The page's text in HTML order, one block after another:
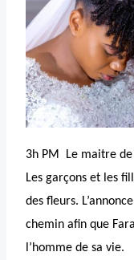
3h PM Le maitre de
Les garçons et les
des fleurs.
chemin afin que
l’homme de sa vie.